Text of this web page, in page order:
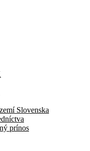
Slovenska
prínos